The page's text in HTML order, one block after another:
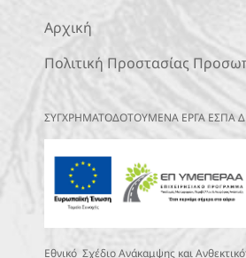
Αρχική
Πολιτική Προστασίας
ΣΥΓΧΡΗΜΑΤΟΔΟΤΟΥΜΕΝΑ ΕΡΓΑ ΕΣΠΑ
Εθνικό Σχέδιο Ανάκαμψης και